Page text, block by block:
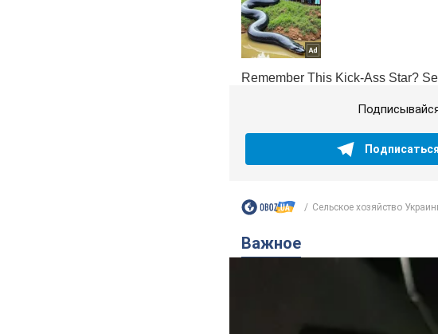
Подписаться
Сельское хозяйство
Важное